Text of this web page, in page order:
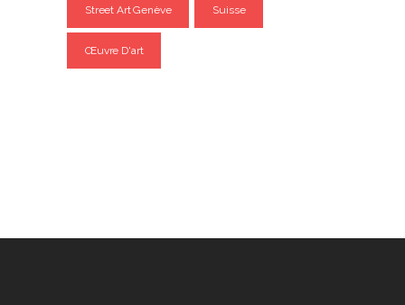
Street Art Genève Suisse
Œuvre D'art